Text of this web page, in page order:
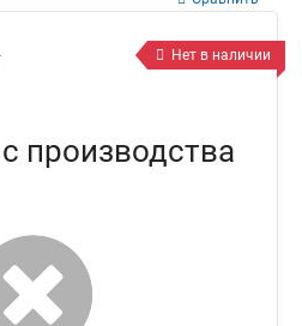
Нет в наличии
производства